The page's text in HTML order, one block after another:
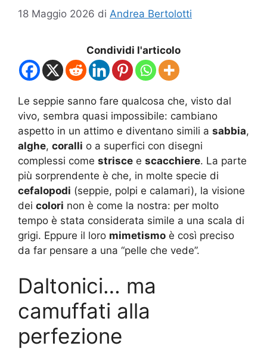
18 Maggio 2026 di Andrea Bertolotti
Condividi l'articolo
Le seppie sanno fare qualcosa che, visto dal
vivo, sembra quasi impossibile: cambiano
aspetto in un attimo e diventano simili a sabbia,
alghe, coralli o a superfici con disegni
complessi come strisce e scacchiere. La parte
più sorprendente è che, in molte specie di
cefalopodi (seppie, polpi e calamari), la visione
dei colori non è come la nostra: per molto
tempo è stata considerata simile a una scala di
grigi. Eppure il loro mimetismo è così preciso
da far pensare a una “pelle che vede”.
Daltonici… ma
camuffati alla
perfezione